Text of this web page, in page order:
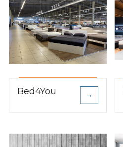
Bed4You →